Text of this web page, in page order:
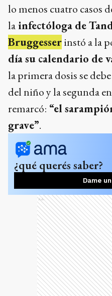
lo menos cuatro casos
la infectóloga de
Bruggesserinstó a la
día su calendario de
la primera dosis se
del niño y la segunda
remarcó: “el
grave”.
¿qué querés saber?
Dame
Ads